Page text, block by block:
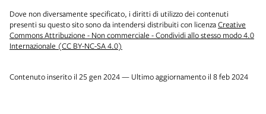
Dove non diversamente specificato, i diritti di utilizzo dei contenuti
presenti su questo sito sono da intendersi distribuiti con licenzaCreative
Commons Attribuzione - Non commerciale - Condividi allo stesso modo 4.0
Internazionale (CC BY-NC-SA 4.0)
Contenuto inserito il 25 gen 2024 — Ultimo aggiornamento il 8 feb 2024